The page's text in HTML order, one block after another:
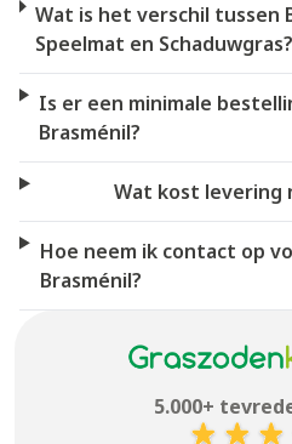
Wat is het verschil tussen
Speelmat en Schaduwgras?
Is er een minimale
Brasménil?
Wat kost levering
Hoe neem ik contact op
Brasménil?
5.000+